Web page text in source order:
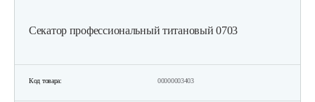
Секатор профессиональный титановый 0703
Код товара: 00000003403